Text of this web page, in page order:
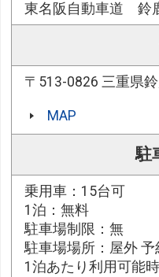
東名阪自動車道 鈴
〒513-0826 三重県
MAP
駐
乗用車：15台可
1泊：無料
駐車場制限：無
駐車場場所：屋外 予
1泊あたり利用可能